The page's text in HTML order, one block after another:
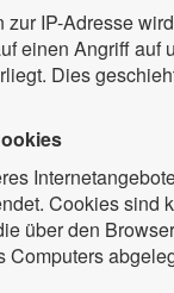
zur IP-Adresse
einen Angriff auf
Dies
Cookies sind
über den
Computers